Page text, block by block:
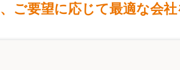
ご要望に応じて最適な会